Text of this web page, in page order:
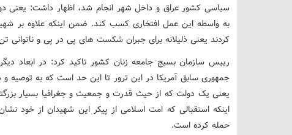
سیاسی کشور عراق و داخل شهر انجام شد، اظهار داشت: یعنی
به واسطه این عمل افتخاری کسب کند. ضمن اینکه علاوه بر
کردند یعنی ذلیلانه برای جبران شکست های پی در پی و ناتوانی
رییس سازمان بسیج جامعه زنان کشور تاکید کرد: در ابعاد
جمهوری سابق آمریکا در این ترور تا این حد است که به
یعنی یک دولت که از حیث قدرت و جمعیت و جغرافیا بسیار
اینکه استقبالی که امت اسلامی از پیکر این شهیدان از خود
حمله کرده است.